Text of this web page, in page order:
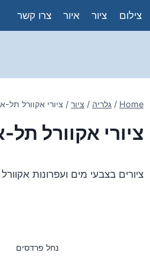
צילום ציור איור צרו קשר
Home
/ גלריה / ציור / ציורי אקוורל תל-
ציורי אקוורל
ציורים בצבעי מים ועפרונות
נחל פרדסים